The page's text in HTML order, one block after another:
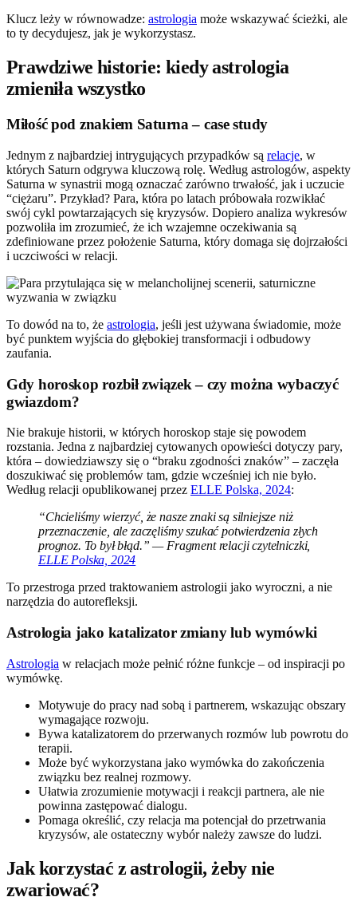
Klucz leży w równowadze: astrologia może wskazywać ścieżki, ale
to ty decydujesz, jak je wykorzystasz.
Prawdziwe historie: kiedy astrologia
zmieniła wszystko
Miłość pod znakiem Saturna – case study
Jednym z najbardziej intrygujących przypadków są relacje, w
których Saturn odgrywa kluczową rolę. Według astrologów, aspekty
Saturna w synastrii mogą oznaczać zarówno trwałość, jak i uczucie
“ciężaru”. Przykład? Para, która po latach próbowała rozwikłać
swój cykl powtarzających się kryzysów. Dopiero analiza wykresów
pozwoliła im zrozumieć, że ich wzajemne oczekiwania są
zdefiniowane przez położenie Saturna, który domaga się dojrzałości
i uczciwości w relacji.
To dowód na to, że astrologia, jeśli jest używana świadomie, może
być punktem wyjścia do głębokiej transformacji i odbudowy
zaufania.
Gdy horoskop rozbił związek – czy można wybaczyć
gwiazdom?
Nie brakuje historii, w których horoskop staje się powodem
rozstania. Jedna z najbardziej cytowanych opowieści dotyczy pary,
która – dowiedziawszy się o “braku zgodności znaków” – zaczęła
doszukiwać się problemów tam, gdzie wcześniej ich nie było.
Według relacji opublikowanej przez ELLE Polska, 2024:
“Chcieliśmy wierzyć, że nasze znaki są silniejsze niż
przeznaczenie, ale zaczęliśmy szukać potwierdzenia złych
prognoz. To był błąd.” — Fragment relacji czytelniczki,
ELLE Polska, 2024
To przestroga przed traktowaniem astrologii jako wyroczni, a nie
narzędzia do autorefleksji.
Astrologia jako katalizator zmiany lub wymówki
Astrologia w relacjach może pełnić różne funkcje – od inspiracji po
wymówkę.
Motywuje do pracy nad sobą i partnerem, wskazując obszary
wymagające rozwoju.
Bywa katalizatorem do przerwanych rozmów lub powrotu do
terapii.
Może być wykorzystana jako wymówka do zakończenia
związku bez realnej rozmowy.
Ułatwia zrozumienie motywacji i reakcji partnera, ale nie
powinna zastępować dialogu.
Pomaga określić, czy relacja ma potencjał do przetrwania
kryzysów, ale ostateczny wybór należy zawsze do ludzi.
Jak korzystać z astrologii, żeby nie
zwariować?